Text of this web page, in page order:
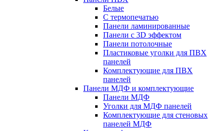
Белые
С термопечатью
Панели ламинированные
Панели с 3D эффектом
Панели потолочные
Пластиковые уголки для ПВХ
панелей
Комплектующие для ПВХ
панелей
Панели МДФ и комплектующие
Панели МДФ
Уголки для МДФ панелей
Комплектующие для стеновых
панелей МДФ